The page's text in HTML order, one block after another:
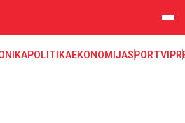
POLITIKAEKONOMIJASPORTVIP